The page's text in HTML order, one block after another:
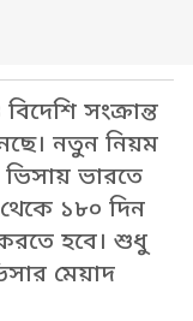
বিদেশি সংক্রান্ত
নতুন নিয়ম
ভারতে
১৮০ দিন
হবে। শুধু
মেয়াদ